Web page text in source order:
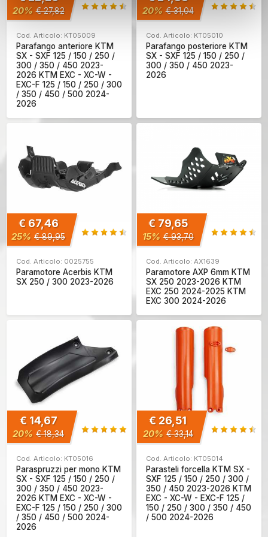
20% € 27,82
Cod. Articolo: KT05009
Parafango anteriore KTM
SX - SXF 125 / 150 / 250 /
300 / 350 / 450 2023-
2026 KTM EXC - XC-W -
EXC-F 125 / 150 / 250 / 300
/ 350 / 450 / 500 2024-
2026
20% € 31,04
Cod. Articolo: KT05010
Parafango posteriore KTM
SX - SXF 125 / 150 / 250 /
300 / 350 / 450 2023-
2026
€ 67,46
25% € 89,95
Cod. Articolo: 0025755
Paramotore Acerbis KTM
SX 250 / 300 2023-2026
€ 79,65
15% € 93,70
Cod. Articolo: AX1639
Paramotore AXP 6mm KTM
SX 250 2023-2026 KTM
EXC 250 2024-2025 KTM
EXC 300 2024-2026
€ 14,67
20% € 18,34
Cod. Articolo: KT05016
Paraspruzzi per mono KTM
SX - SXF 125 / 150 / 250 /
300 / 350 / 450 2023-
2026 KTM EXC - XC-W -
EXC-F 125 / 150 / 250 / 300
/ 350 / 450 / 500 2024-
2026
€ 26,51
20% € 33,14
Cod. Articolo: KT05014
Parasteli forcella KTM SX -
SXF 125 / 150 / 250 / 300 /
350 / 450 2023-2026 KTM
EXC - XC-W - EXC-F 125 /
150 / 250 / 300 / 350 / 450
/ 500 2024-2026